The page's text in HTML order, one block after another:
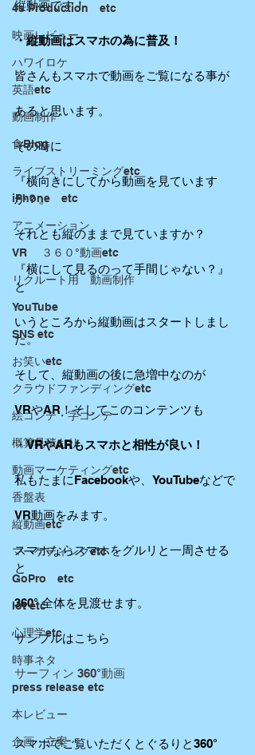
4s Production etc
映画レビュー
ハワイロケ
英語etc
動画制作
食Blog
ライブストリーミングetc
iPhone etc
アニメーション
VR ３６０°動画etc
リクルート用 動画制作
YouTube
SNS etc
お笑いetc
クラウドファンディングetc
絵コンテ・字コンテ
概算見積もり
動画マーケティングetc
香盤表
縦動画etc
マーケティングetc
GoPro etc
Iot etc
心理学etc
時事ネタ
press release etc
本レビュー
企画・立案
縦動画です！
・縦動画はスマホの為に普及！
皆さんもスマホで動画をご覧になる事が
あると思います。
その時に
『横向きにしてから動画を見ています
か？』
それとも縦のままで見ていますか？
『横にして見るのって手間じゃない？』
と
いうところから縦動画はスタートしまし
た。
そして、縦動画の後に急増中なのが
VRやAR！そしてこのコンテンツも
・VRやARもスマホと相性が良い！
私もたまにFacebookや、YouTubeなどで
VR動画をみます。
スマホならスマホをグルリと一周させる
と
360° 全体を見渡せます。
サンプルはこちら
サーフィン 360°動画
スマホでご覧いただくとぐるりと360°